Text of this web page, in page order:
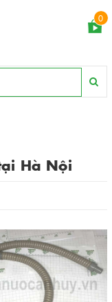
0
Hà Nội